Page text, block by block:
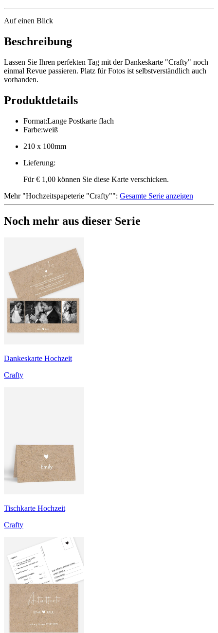
Auf einen Blick
Beschreibung
Lassen Sie Ihren perfekten Tag mit der Dankeskarte "Crafty" noch
einmal Revue passieren. Platz für Fotos ist selbstverständlich auch
vorhanden.
Produktdetails
Format:Lange Postkarte flach
Farbe:weiß
210 x 100mm
Lieferung:
Für € 1,00 können Sie diese Karte verschicken.
Mehr"Hochzeitspapeterie "Crafty"": Gesamte Serie anzeigen
Noch mehr aus dieser Serie
Dankeskarte Hochzeit
Crafty
Tischkarte Hochzeit
Crafty